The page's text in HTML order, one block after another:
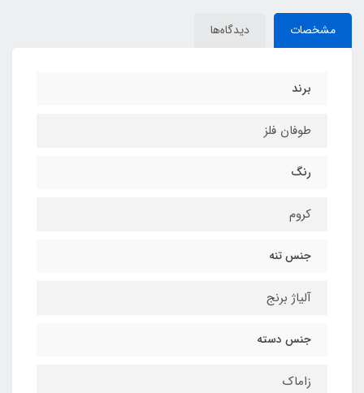
مشخصات دیدگاه‌ها
برند
طوفان فلز
رنگ
کروم
جنس تنه
آلیاژ برنج
جنس دسته
زاماک